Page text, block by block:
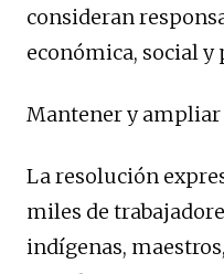
consideran
económica, social y
Mantener y ampliar
La resolución
miles de
indígenas,